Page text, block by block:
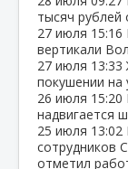
тысяч рублей
27 июля 15:16
вертикали
27 июля 13:33
покушении
26 июля 15:20
надвигается
25 июля 13:02
сотрудников
отметил